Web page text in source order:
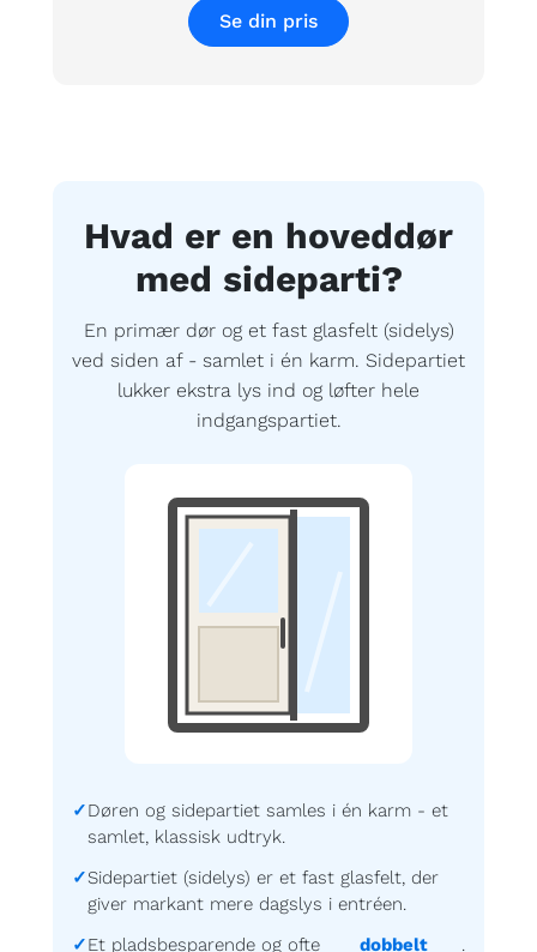
Se din pris
Hvad er en hoveddør
med sideparti?
En primær dør og et fast glasfelt (sidelys)
ved siden af - samlet i én karm. Sidepartiet
lukker ekstra lys ind og løfter hele
indgangspartiet.
Døren og sidepartiet samles i én karm - et
samlet, klassisk udtryk.
Sidepartiet (sidelys) er et fast glasfelt, der
giver markant mere dagslys i entréen.
Et pladsbesparende og ofte
dobbelt .